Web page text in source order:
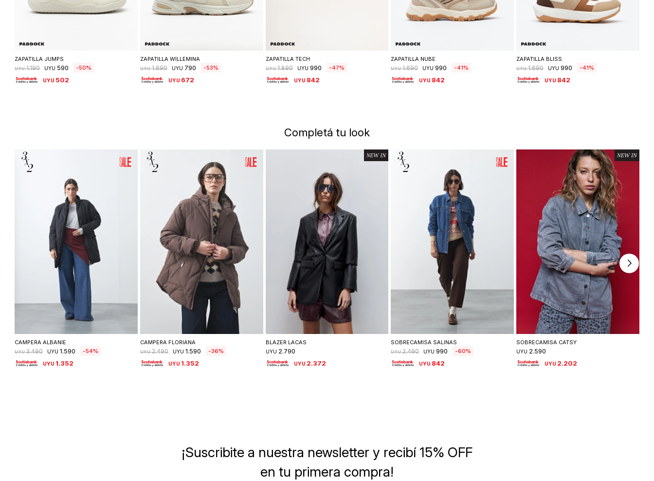
ZAPATILLA JUMPS
UYU 1.190 UYU 590 50
UYU 502
ZAPATILLA WILLEMINA
UYU 1.690 UYU 790 53
UYU 672
ZAPATILLA TECH
UYU 1.890 UYU 990 47
UYU 842
ZAPATILLA NUBE
UYU 1.690 UYU 990 41
UYU 842
ZAPATILLA BLISS
UYU 1.690 UYU 990 41
UYU 842
Completá tu look
CAMPERA ALBANIE
UYU 3.490 UYU 1.590 54
UYU 1.352
Seleccionar talle
CAMPERA FLORIANA
UYU 2.490 UYU 1.590 36
UYU 1.352
Seleccionar talle
BLAZER LACAS
UYU 2.790
UYU 2.372
Seleccionar talle
SOBRECAMISA SALINAS
UYU 2.490 UYU 990 60
UYU 842
Seleccionar talle
SOBRECAMISA CATSY
UYU 2.590
UYU 2.202
¡Suscribite a nuestra newsletter y recibí 15% OFF
en tu primera compra!